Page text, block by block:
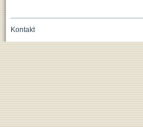
Kontakt